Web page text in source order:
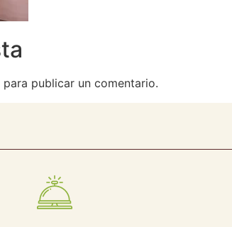
para publicar un comentario.